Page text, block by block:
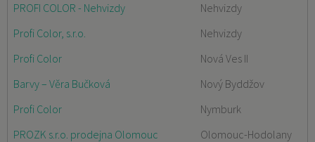
PROFI COLOR - Nehvizdy
Nehvizdy
Profi Color, s.r.o.
Nehvizdy
Profi Color
Nová Ves II
Barvy – Věra Bučková
Nový Byddžov
Profi Color
Nymburk
PROZK s.r.o. prodejna Olomouc
Olomouc-Hodolany